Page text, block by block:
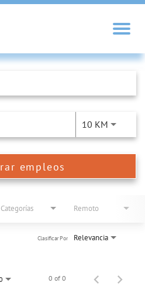
10 KM
empleos
Categorías Remoto
Relevancia
Clasificar Por
0 of 0